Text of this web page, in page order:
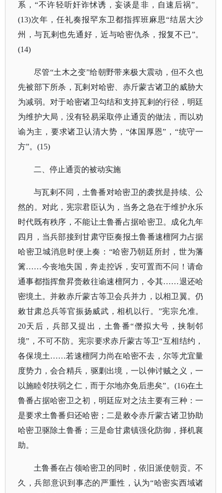
系，“不许轻听奸诈怵诱，妄谈是非，自速后祸”。
(13)次年，任礼奏报罕东卫都指挥班麻思“结居大沙
州，与瓦剌也先通好，近与哈密仇杀，报复不已”。
(14)
尽管“土木之变”给朝野带来极大震动，但不久也
先被部下所杀，瓦剌对哈密、赤斤蒙古诸卫的威胁大
为减弱。对于哈密诸卫勾结和支持瓦剌的行径，明廷
为维护大局，没有轻易采取停止通贡的做法，而以劝
谕为主，要求诸卫认清大势，“体国厚恩”，“统守一
方”。(15)
二、停止通贡的被动实施
与瓦剌不同，土鲁番对哈密卫的袭扰是持续、公
然的。对此，宪宗君臣认为，当务之急在于维护永乐
时代既有秩序，不能让土鲁番占据哈密卫。成化九年
四月，当兵部接到甘肃守臣奏报土鲁番速檀阿力占据
哈密卫城消息时便上奏： “哈密乃朝廷所封，世为藩
篱……今丧地失国，奔走控诉，安可置而不问！请命
通事都指挥詹昇赍敕往谕速檀阿力，令其……退还哈
密境土。并敕赤斤蒙古等卫会兵并力，以相卫翼。仍
敕甘肃总兵等官振扬威武，相机以行。”宪宗允准。
20天后，兵部又提出，土鲁番“僭拟大号，挟制邻
境”，不可不防。宪宗要求赤斤蒙古等卫“互相结约，
各保境土……若速檀阿力尚在哈密不去，尔等尤宜量
度势力，会合精兵，驱剿出境，一以伸讨贼之义，一
以施睦邻扶弱之仁，而于尔地亦免后患矣”。(16)在土
鲁番占据哈密卫之初，明廷应对之法主要有三种：一
是要求土鲁番归还哈密；二是敕令赤斤蒙古诸卫协助
哈密卫驱除土鲁番；三是命甘肃镇强化防御，择机襄
助。
土鲁番在占领哈密卫的同时，依旧派使朝贡。不
久，兵部意识到事态的严重性，认为“哈密实西域诸